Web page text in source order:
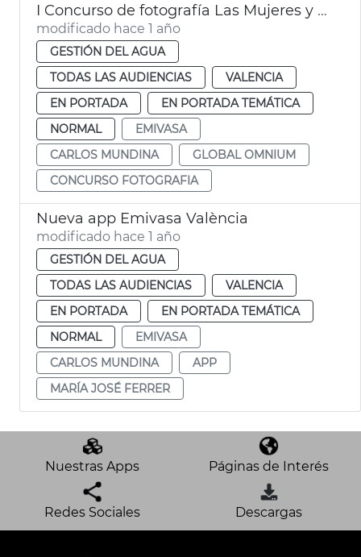
I Concurso de fotografía Las Mujeres y el Agua
modificado hace 1 año
GESTIÓN DEL AGUA
TODAS LAS AUDIENCIAS
VALENCIA
EN PORTADA
EN PORTADA TEMÁTICA
NORMAL
EMIVASA
CARLOS MUNDINA
GLOBAL OMNIUM
CONCURSO FOTOGRAFIA
Nueva app Emivasa València
modificado hace 1 año
GESTIÓN DEL AGUA
TODAS LAS AUDIENCIAS
VALENCIA
EN PORTADA
EN PORTADA TEMÁTICA
NORMAL
EMIVASA
CARLOS MUNDINA
APP
MARÍA JOSÉ FERRER
Nuestras Apps Páginas de Interés
Redes Sociales Descargas